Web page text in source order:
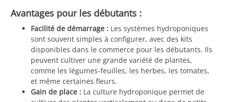
Avantages pour les débutants :
Facilité de démarrage : Les systèmes hydroponiques
sont souvent simples à configurer, avec des kits
disponibles dans le commerce pour les débutants. Ils
peuvent cultiver une grande variété de plantes,
comme les légumes-feuilles, les herbes, les tomates,
et même certaines fleurs.
Gain de place : La culture hydroponique permet de